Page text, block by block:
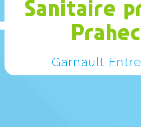
Sanitaire
Garnault